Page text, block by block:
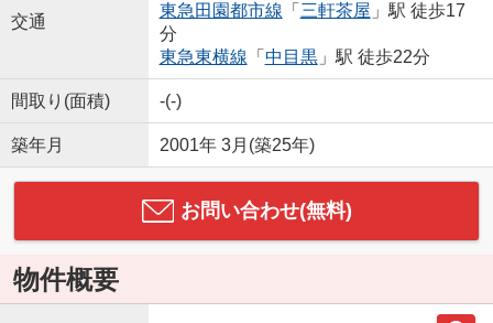
交通
東急田園都市線 「 三軒茶屋 」駅 徒歩17
分
東急東横線 「 中目黒」駅 徒歩22分
間取り(面積) -(-)
築年月 2001年 3月(築25年)
お問い合わせ(無料)
物件概要